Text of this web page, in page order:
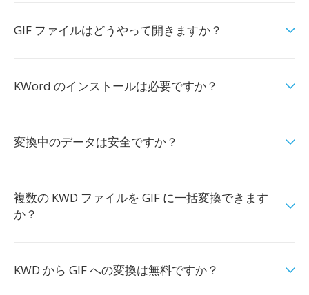
GIF ファイルはどうやって開きますか？
KWord のインストールは必要ですか？
変換中のデータは安全ですか？
複数の KWD ファイルを GIF に一括変換できます
か？
KWD から GIF への変換は無料ですか？